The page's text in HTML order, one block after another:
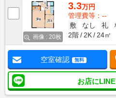
画像 : 20枚
3.3万円
管理費等：--
敷
なし 礼
2階
2K 24㎡
空室確認 無料
お店に